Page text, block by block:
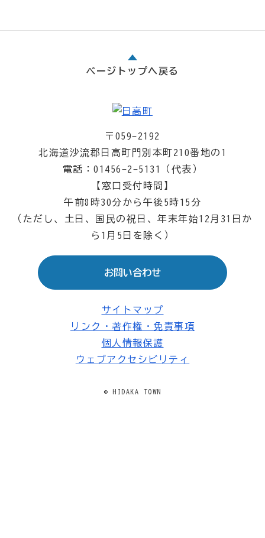
ページトップへ戻る
〒059-2192
北海道沙流郡日高町門別本町210番地の1
電話：01456-2-5131（代表）
【窓口受付時間】
午前8時30分から午後5時15分
（ただし、土日、国民の祝日、年末年始12月31日か
ら1月5日を除く）
お問い合わせ
サイトマップ
リンク・著作権・免責事項
個人情報保護
ウェブアクセシビリティ
© HIDAKA TOWN